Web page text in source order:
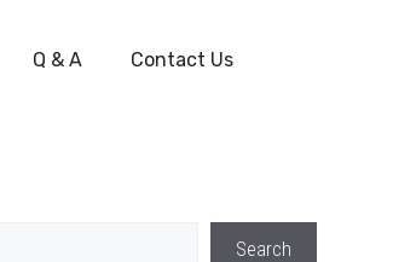
Q & A Contact Us
Search